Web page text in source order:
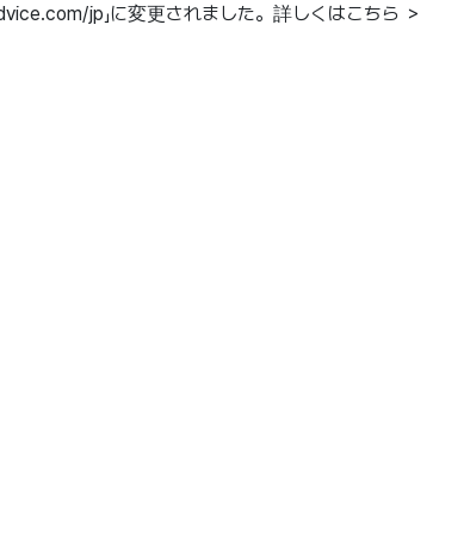
jp」に変更されました。 詳しくはこちら ＞